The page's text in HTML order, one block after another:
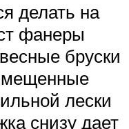
делать на
фанеры
бруски
лески
снизу дает